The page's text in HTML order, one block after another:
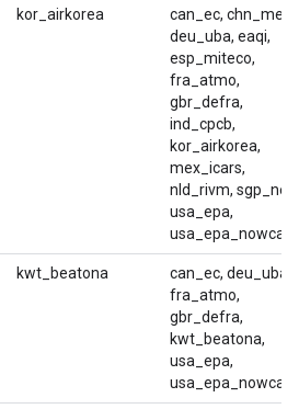
kor_airkorea
can_ec, chn_mep,
deu_uba, eaqi,
esp_miteco,
fra_atmo,
gbr_defra,
ind_cpcb,
kor_airkorea,
mex_icars,
nld_rivm, sgp_nea,
usa_epa,
usa_epa_nowcast
kwt_beatona
can_ec, deu_uba,
fra_atmo,
gbr_defra,
kwt_beatona,
usa_epa,
usa_epa_nowcast